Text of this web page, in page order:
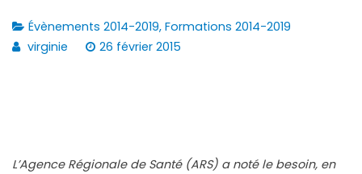
Évènements 2014-2019, Formations 2014-2019
virginie
26 février 2015
L’Agence Régionale de Santé (ARS) a noté le besoin, en